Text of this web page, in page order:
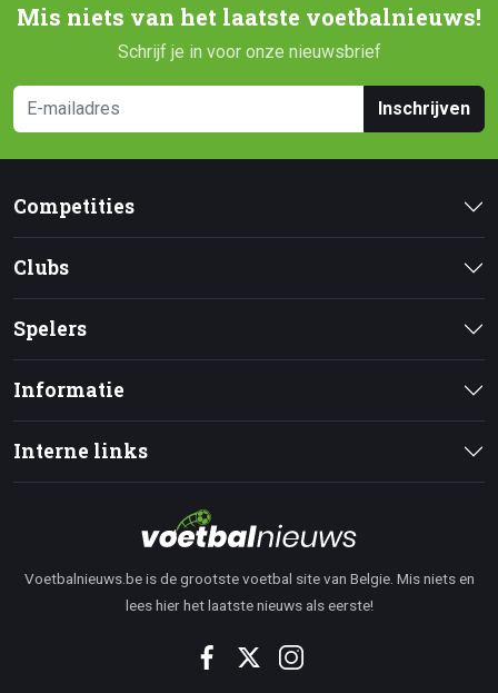
Mis niets van het laatste voetbalnieuws!
Schrijf je in voor onze nieuwsbrief
Inschrijven
Competities
Clubs
Spelers
Informatie
Interne links
Voetbalnieuws.be is de grootste voetbal site van Belgie. Mis niets en
lees hier het laatste nieuws als eerste!